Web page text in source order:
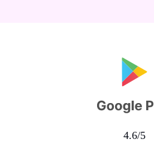
4.6/5